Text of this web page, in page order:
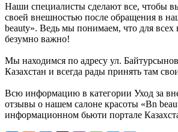
Наши специалисты сделают все, чтобы
своей внешностью после обращения в
beauty». Ведь мы понимаем, что для всех
безумно важно!
Мы находимся по адресу ул.
Казахстан и всегда рады принять там
Всю информацию в категории Уход за
отзывы о нашем салоне красоты «Bn
информационном бьюти портале